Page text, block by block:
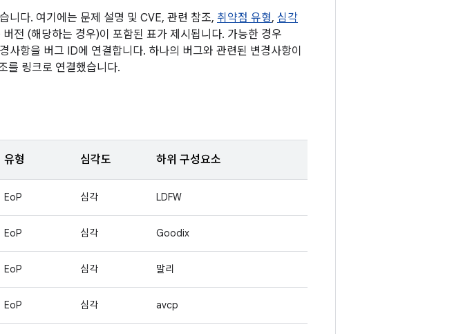
니다. 여기에는 문제 설명 및 CVE, 관련 참조, 취약점 유형, 심각
전 (해당하는 경우)이 포함된 표가 제시됩니다. 가능한 경우
사항을 버그 ID에 연결합니다. 하나의 버그와 관련된 변경사항이
를 링크로 연결했습니다.
유형 심각도 하위 구성요소
EoP 심각 LDFW
EoP 심각 Goodix
EoP 심각 말리
EoP 심각 avcp